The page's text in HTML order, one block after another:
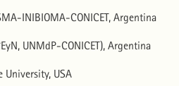
INIBIOMA-CONICET, Argentina
UNMdP-CONICET), Argentina
University, USA